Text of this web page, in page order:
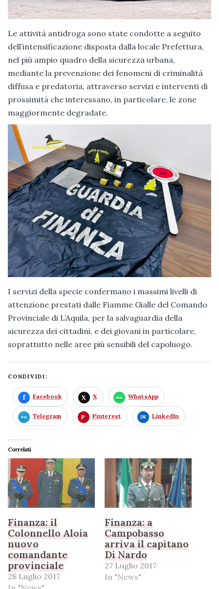
Le attività antidroga sono state condotte a seguito
dell’intensificazione disposta dalla locale Prefettura,
nel più ampio quadro della sicurezza urbana,
mediante la prevenzione dei fenomeni di criminalità
diffusa e predatoria, attraverso servizi e interventi di
prossimità che interessano, in particolare, le zone
maggiormente degradate.
I servizi della specie confermano i massimi livelli di
attenzione prestati dalle Fiamme Gialle del Comando
Provinciale di L’Aquila, per la salvaguardia della
sicurezza dei cittadini, e dei giovani in particolare,
soprattutto nelle aree più sensibili del capoluogo.
CONDIVIDI:
Facebook X WhatsApp
Telegram Pinterest LinkedIn
Correlati
Finanza: il
Colonnello Aloia
nuovo
comandante
provinciale
28 Luglio 2017
Finanza: a
Campobasso
arriva il capitano
Di Nardo
27 Luglio 2017
In "News"